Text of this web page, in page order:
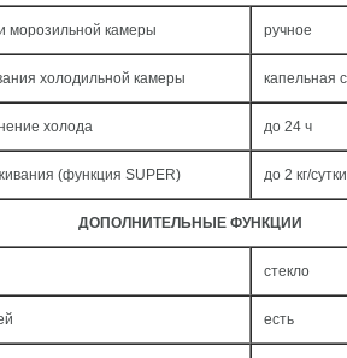
морозильной камеры ручное
холодильной камеры капельная
холода до 24 ч
(функция SUPER) до 2 кг/cутки
ДОПОЛНИТЕЛЬНЫЕ ФУНКЦИИ
стекло
есть